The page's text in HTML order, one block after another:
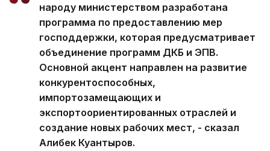
народу министерством разработана
программа по предоставлению мер
господдержки, которая предусматривает
объединение программ ДКБ и ЭПВ.
Основной акцент направлен на развитие
конкурентоспособных,
импортозамещающих и
экспортоориентированных отраслей и
создание новых рабочих мест, - сказал
Алибек Куантыров.